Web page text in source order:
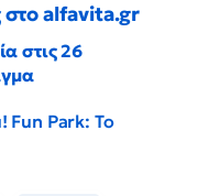
στο alfavita.gr
στις 26
Fun Park: Το